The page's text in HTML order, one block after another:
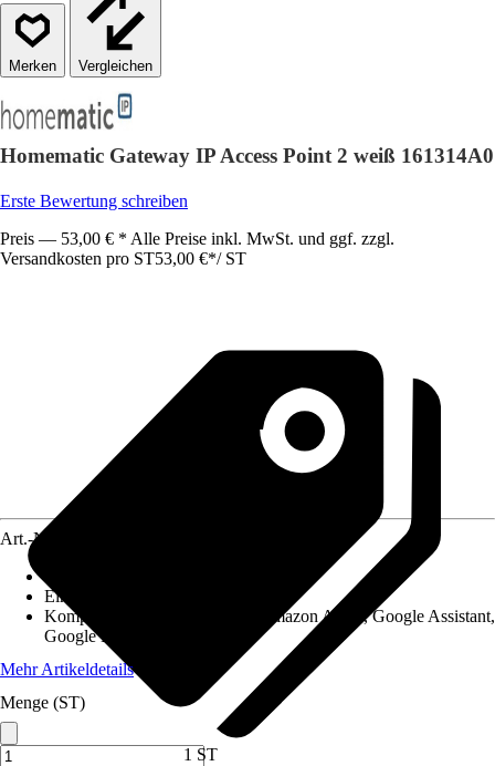
Vergleichen
Homematic Gateway IP Access Point 2 weiß 161314A0
Erste Bewertung schreiben
Preis — 53,00 € * Alle Preise inkl. MwSt. und ggf. zzgl.
Versandkosten pro ST53,00 €*/ ST
Art.-Nr.
Einsatzbereich
Kompatibilität
Homematic IP, Amazon Alexa, Google Assistant,
Google Home, Amazon Echo
Mehr Artikeldetails
Menge (ST)
1 ST